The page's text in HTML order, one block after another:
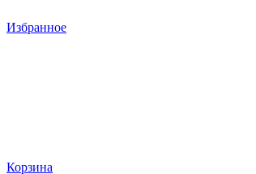
Избранное
Корзина